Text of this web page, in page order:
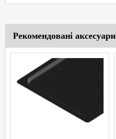
Рекомендовані аксесуари